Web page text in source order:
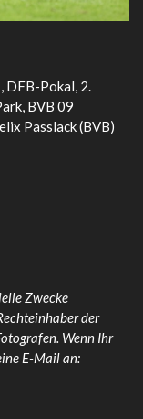
DFB-Pokal, 2.
BVB 09
Passlack (BVB)
Zwecke
der
Wenn Ihr
E-Mail an: